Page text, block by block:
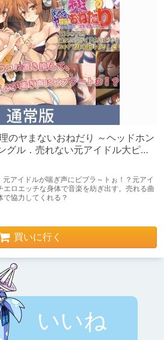
のヤまないおねだり ～ヘッドホン
グル．売れない元アイドル大ピン
ます！編
アイドルが喘ぎ声にビブラ～トぉ！？元アイ
エロエッチな身体で音楽を紡ぎ出す。売れる曲
協力してくれる？
買いに行く
いいね